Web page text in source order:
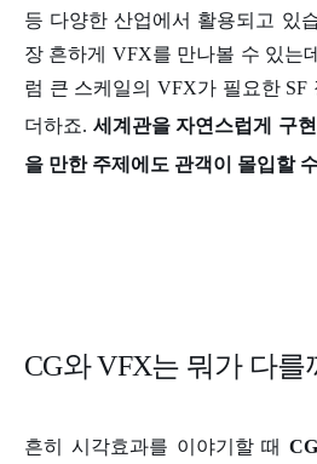
등 다양한 산업에서 활용되고 있
장 흔하게 VFX를 만나볼 수 있는
럼 큰 스케일의 VFX가 필요한 SF
더하죠. 세계관을 자연스럽게 구
을 만한 주제에도 관객이 몰입할
CG와 VFX는 뭐가 다를
흔히 시각효과를 이야기할 때